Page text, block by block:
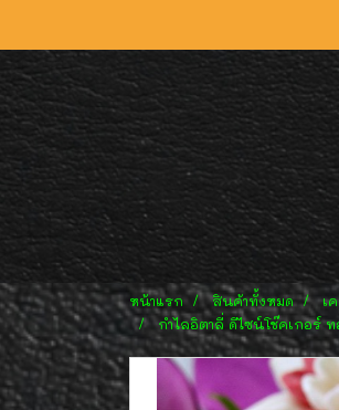
หน้าแรก สินค้าทั้งหมด เ
กำไลอิตาลี่ ดีไซน์โช๊คเกอร์